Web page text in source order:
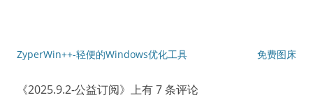
文章导航
ZyperWin++-轻便的Windows优化工具 免费图床
《2025.9.2-公益订阅》上有 7 条评论